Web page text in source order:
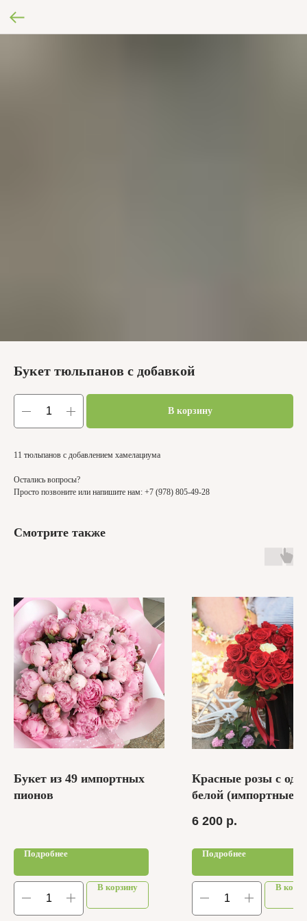
Букет тюльпанов с добавкой
В корзину
11 тюльпанов с добавлением хамелациума
Остались вопросы?
Просто позвоните или напишите нам: +7 (978) 805-49-28
Смотрите также
Букет из 49 импортных
пионов
Подробнее
В корзину
Красные розы с
белой (импортные
6 200 р.
Подробнее
В